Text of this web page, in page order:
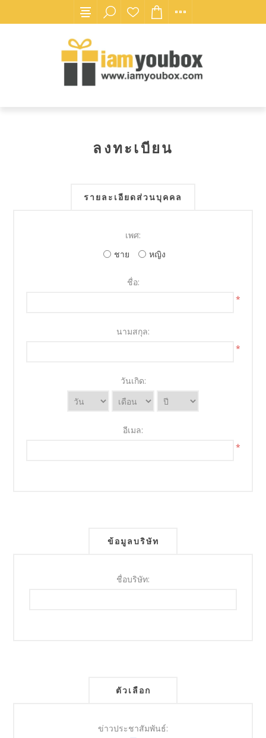
ลงทะเบียน
รายละเอียดส่วนบุคคล
เพศ:
ชาย
หญิง
ชื่อ:
*
นามสกุล:
*
วันเกิด:
อีเมล:
*
ข้อมูลบริษัท
ชื่อบริษัท:
ตัวเลือก
ข่าวประชาสัมพันธ์: